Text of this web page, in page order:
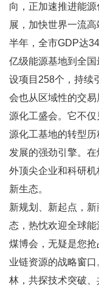
向，正加速推进能
展，加快世界一流
半年，全市GDP达
亿级能源基地到全
设项目258个，持续
会也从区域性的交
源化工盛会。它不
源化工基地的转型
发展的强劲引擎。
外顶尖企业和科研
新生态。
新规划、新起点，
态，热忱欢迎全球
煤博会，无疑是您抢
业链资源的战略窗
林，共探技术突破